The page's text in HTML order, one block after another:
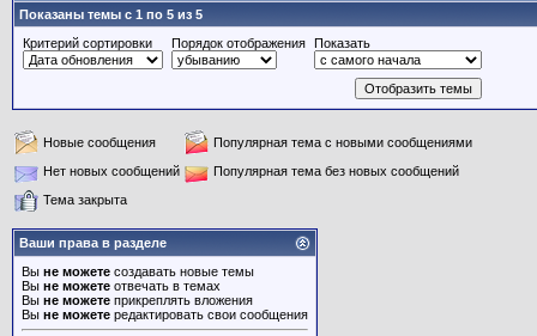
Показаны темы с 1 по 5 из 5
Критерий сортировки
Порядок отображения Показать
Новые сообщения
Популярная тема с новыми сообщениями
Нет новых сообщений
Популярная тема без новых сообщений
Тема закрыта
Ваши права в разделе
Вы не можете создавать новые темы
Вы не можете отвечать в темах
Вы не можете прикреплять вложения
Вы не можете редактировать свои сообщения